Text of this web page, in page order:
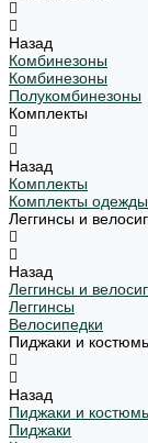
Назад
Комбинезоны
Комбинезоны
Полукомбинезоны
Комплекты
Назад
Комплекты
Комплекты одежды
Леггинсы и
Назад
Леггинсы и
Леггинсы
Велосипедки
Пиджаки и
Назад
Пиджаки и
Пиджаки